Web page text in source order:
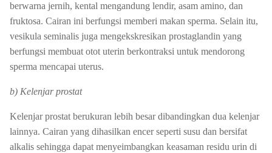
berwarna jernih, kental mengandung lendir, asam amino, dan
fruktosa. Cairan ini berfungsi memberi makan sperma. Selain itu,
vesikula seminalis juga mengekskresikan prostaglandin yang
berfungsi membuat otot uterin berkontraksi untuk mendorong
sperma mencapai uterus.
b) Kelenjar prostat
Kelenjar prostat berukuran lebih besar dibandingkan dua kelenjar
lainnya. Cairan yang dihasilkan encer seperti susu dan bersifat
alkalis sehingga dapat menyeimbangkan keasaman residu urin di